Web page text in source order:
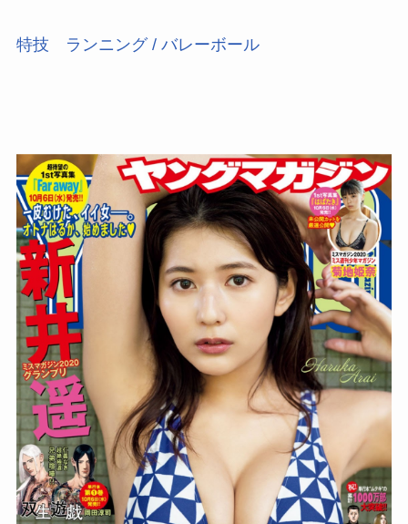
特技 ランニング / バレーボール